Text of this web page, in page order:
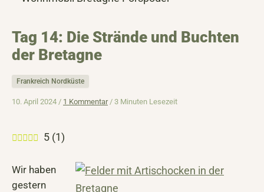
Tag 14: Die Strände und Buchten
der Bretagne
Frankreich Nordküste
10. April 2024 / 1 Kommentar / 3 Minuten Lesezeit
5 (1)
Wir haben
gestern